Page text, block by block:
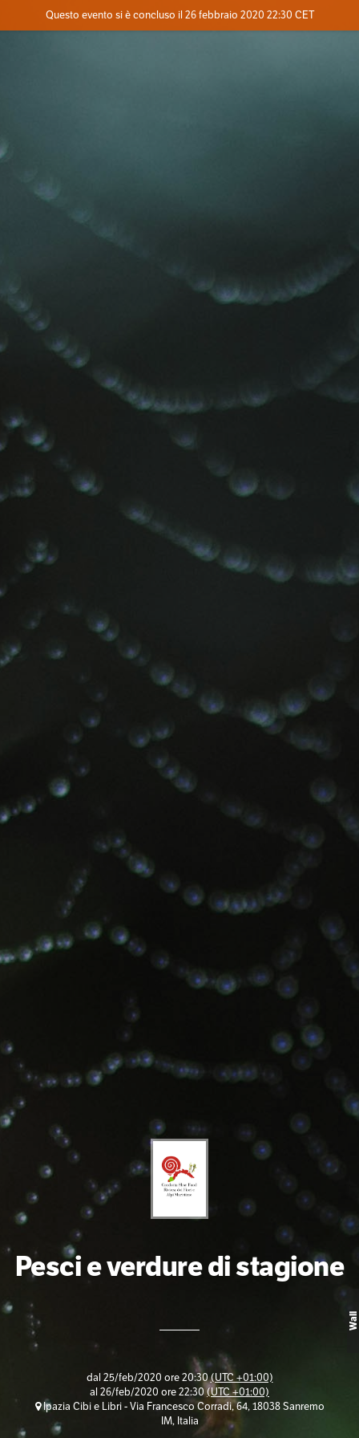
Dove
Questo evento si è concluso il 26 febbraio 2020 22:30 CET
Pesci e verdure di stagione
dal25/feb/2020 ore 20:30(UTC +01:00)
al26/feb/2020 ore 22:30(UTC +01:00)
Ipazia Cibi e Libri - Via Francesco Corradi, 64, 18038 Sanremo
IM, Italia
Wall